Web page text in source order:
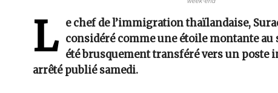
L
e chef de l’immigration thaïlandaise,
considéré comme une étoile montante au
été brusquement transféré vers un poste
arrêté publié samedi.